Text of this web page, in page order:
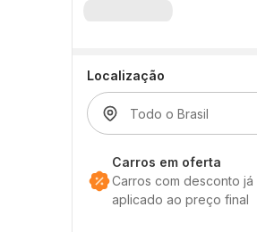
Localização
Carros em oferta
Carros com desconto já
aplicado ao preço final